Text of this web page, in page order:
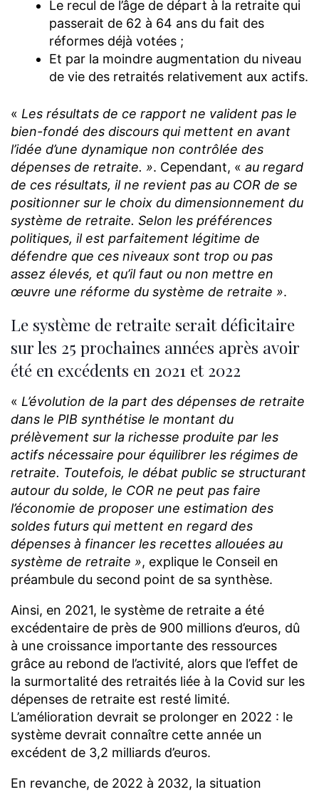
Le recul de l’âge de départ à la retraite qui
passerait de 62 à 64 ans du fait des
réformes déjà votées ;
Et par la moindre augmentation du niveau
de vie des retraités relativement aux actifs.
« Les résultats de ce rapport ne valident pas le
bien-fondé des discours qui mettent en avant
l’idée d’une dynamique non contrôlée des
dépenses de retraite. ». Cependant, « au regard
de ces résultats, il ne revient pas au COR de se
positionner sur le choix du dimensionnement du
système de retraite. Selon les préférences
politiques, il est parfaitement légitime de
défendre que ces niveaux sont trop ou pas
assez élevés, et qu’il faut ou non mettre en
œuvre une réforme du système de retraite ».
Le système de retraite serait déficitaire
sur les 25 prochaines années après avoir
été en excédents en 2021 et 2022
« L’évolution de la part des dépenses de retraite
dans le PIB synthétise le montant du
prélèvement sur la richesse produite par les
actifs nécessaire pour équilibrer les régimes de
retraite. Toutefois, le débat public se structurant
autour du solde, le COR ne peut pas faire
l’économie de proposer une estimation des
soldes futurs qui mettent en regard des
dépenses à financer les recettes allouées au
système de retraite », explique le Conseil en
préambule du second point de sa synthèse.
Ainsi, en 2021, le système de retraite a été
excédentaire de près de 900 millions d’euros, dû
à une croissance importante des ressources
grâce au rebond de l’activité, alors que l’effet de
la surmortalité des retraités liée à la Covid sur les
dépenses de retraite est resté limité.
L’amélioration devrait se prolonger en 2022 : le
système devrait connaître cette année un
excédent de 3,2 milliards d’euros.
En revanche, de 2022 à 2032, la situation